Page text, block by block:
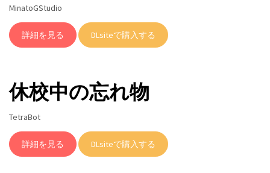
MinatoGStudio
詳細を見る DLsiteで購入する
休校中の忘れ物
TetraBot
詳細を見る DLsiteで購入する